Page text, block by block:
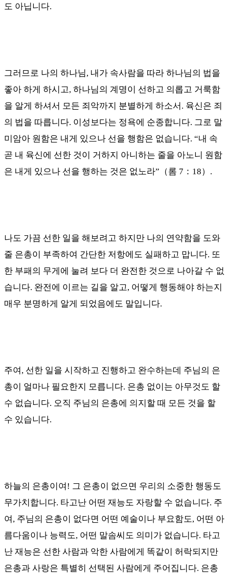
도 아닙니다.
그러므로 나의 하나님, 내가 속사람을 따라 하나님의 법을
좋아 하게 하시고, 하나님의 계명이 선하고 의롭고 거룩함
을 알게 하셔서 모든 죄악까지 분별하게 하소서 . 육신은 죄
의 법을 따릅니다. 이성보다는 정욕에 순종합니다. 그로 말
미암아 원함은 내게 있으나 선을 행함은 없습니다. “내 속
곧 내 육신에 선한 것이 거하지 아니하는 줄을 아노니 원함
은 내게 있으나 선을 행하는 것은 없노라” （롬 7 ： 18） .
나도 가끔 선한 일을 해보려고 하지만 나의 연약함을 도와
줄 은총이 부족하여 간단한 저항에도 실패하고 맙니다. 또
한 부패의 무게에 눌려 보다 더 완전한 것으로 나아갈 수 없
습니다. 완전에 이르는 길을 알고, 어떻게 행동해야 하는지
매우 분명하게 알게 되었음에도 말입니다.
주여 , 선한 일을 시작하고 진행하고 완수하는데 주님의 은
총이 얼마나 필요한지 모릅니다. 은총 없이는 아무것도 할
수 없습니다. 오직 주님의 은총에 의지할 때 모든 것을 할
수 있습니다.
하늘의 은총이여 ! 그 은총이 없으면 우리의 소중한 행동도
무가치합니다. 타고난 어떤 재능도 자랑할 수 없습니다. 주
여 , 주님의 은총이 없다면 어떤 예술이나 부요함도, 어떤 아
름다움이나 능력도, 어떤 말솜씨도 의미가 없습니다. 타고
난 재능은 선한 사람과 악한 사람에게 똑같이 허락되지만
은총과 사랑은 특별히 선택된 사람에게 주어집니다. 은총